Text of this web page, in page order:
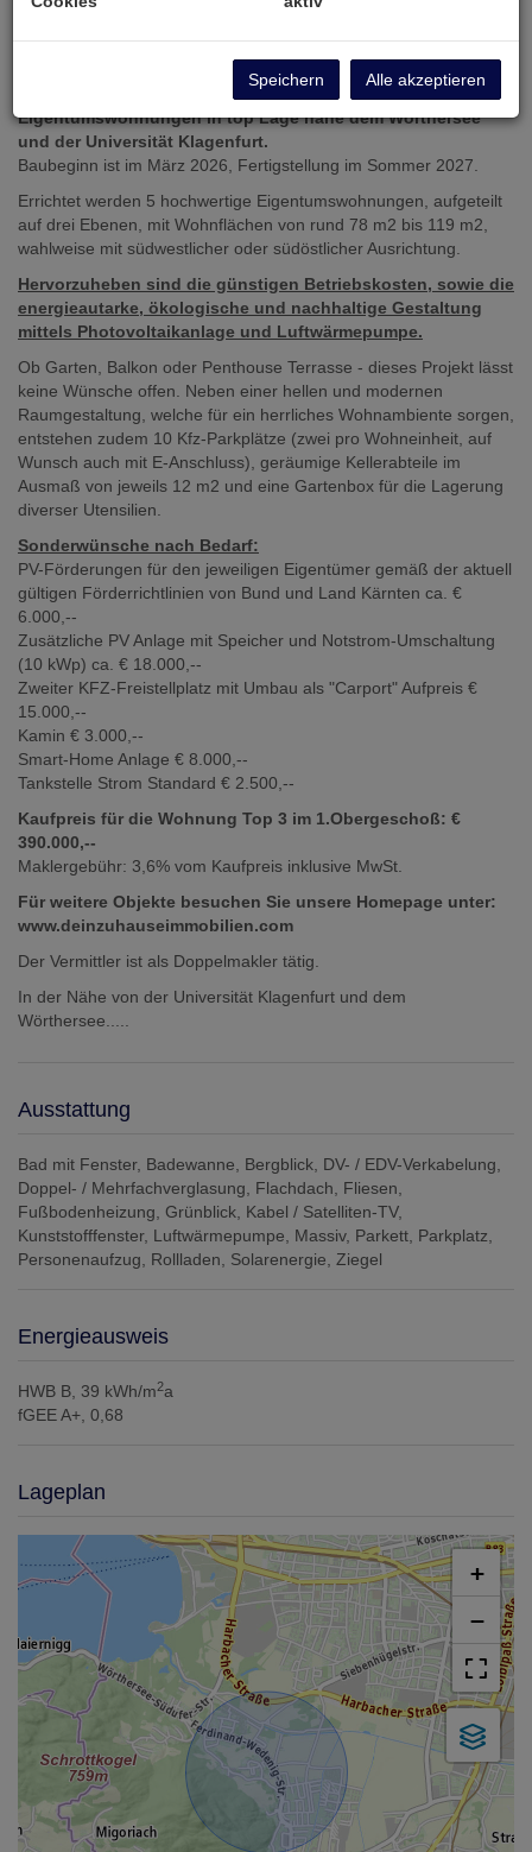
Beschreibung
Das Projekt erwartet Sie mit 5 exklusiven, barrierefreien
Eigentumswohnungen in top Lage nahe dem Wörthersee
und der Universität Klagenfurt.
Baubeginn ist im März 2026, Fertigstellung im Sommer 2027.
Errichtet werden 5 hochwertige Eigentumswohnungen, aufgeteilt
auf drei Ebenen, mit Wohnflächen von rund 78 m2 bis 119 m2,
wahlweise mit südwestlicher oder südöstlicher Ausrichtung.
Hervorzuheben sind die günstigen Betriebskosten, sowie die
energieautarke, ökologische und nachhaltige Gestaltung
mittels Photovoltaikanlage und Luftwärmepumpe.
Ob Garten, Balkon oder Penthouse Terrasse - dieses Projekt lässt
keine Wünsche offen. Neben einer hellen und modernen
Raumgestaltung, welche für ein herrliches Wohnambiente sorgen,
entstehen zudem 10 Kfz-Parkplätze (zwei pro Wohneinheit, auf
Wunsch auch mit E-Anschluss), geräumige Kellerabteile im
Ausmaß von jeweils 12 m2 und eine Gartenbox für die Lagerung
diverser Utensilien.
Sonderwünsche nach Bedarf:
PV-Förderungen für den jeweiligen Eigentümer gemäß der aktuell
gültigen Förderrichtlinien von Bund und Land Kärnten ca. €
6.000,--
Zusätzliche PV Anlage mit Speicher und Notstrom-Umschaltung
(10 kWp) ca. € 18.000,--
Zweiter KFZ-Freistellplatz mit Umbau als "Carport" Aufpreis €
15.000,--
Kamin € 3.000,--
Smart-Home Anlage € 8.000,--
Tankstelle Strom Standard € 2.500,--
Kaufpreis für die Wohnung Top 3 im 1.Obergeschoß: €
390.000,--
Maklergebühr: 3,6% vom Kaufpreis inklusive MwSt.
Für weitere Objekte besuchen Sie unsere Homepage unter:
www.deinzuhauseimmobilien.com
Der Vermittler ist als Doppelmakler tätig.
In der Nähe von der Universität Klagenfurt und dem
Wörthersee.....
Ausstattung
Bad mit Fenster Badewanne Bergblick DV- / EDV-Verkabelung
Doppel- / Mehrfachverglasung
Flachdach
Fliesen
Fußbodenheizung
Grünblick Kabel / Satelliten-TV
Kunststofffenster Luftwärmepumpe Massiv Parkett Parkplatz
Personenaufzug
Rollladen Solarenergie Ziegel
Energieausweis
HWB B, 39 kWh/m2a
fGEEA+, 0,68
Lageplan
+
−
Speichern Alle akzeptieren